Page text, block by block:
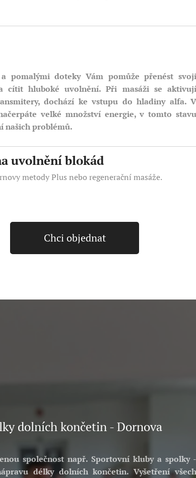
pomalými doteky Vám pomůže přenést svoji
cítit hluboké uvolnění. Při masáži se aktivují
dochází ke vstupu do hladiny alfa. V
velké množství energie, v tomto stavu
našich problémů.
uvolnění blokád
metody Plus nebo regenerační masáže.
Chci objednat
dolních končetin - Dornova
společnost např. Sportovní kluby a spolky -
délky dolních končetin. Vyšetření všech